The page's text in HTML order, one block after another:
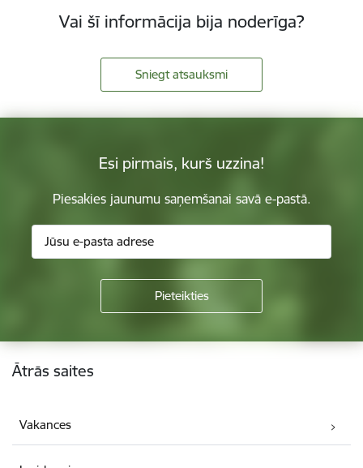
Vai šī informācija bija noderīga?
Sniegt atsauksmi
Esi pirmais, kurš uzzina!
Piesakies jaunumu saņemšanai savā e-pastā.
Kājene
Ātrās saites
Vakances